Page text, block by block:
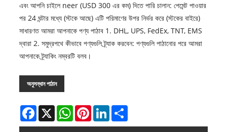
এবং আপনি চাইলে neer (USD 300 এর কম) দিতে পারি চালান: পেমেন্ট পাওয়ার
পর 24 ঘন্টার মধ্যে (স্টকে আছে) এটি পরিমাণের উপর নির্ভর করে (স্টকের বাইরে)
সাধারণত আমরা আপনাকে পণ্য পাঠাব 1. DHL, UPS, FedEx, TNT, EMS
দ্বারা 2. সমুদ্রপথে কীভাবে পণ্যগুলি ট্র্যাক করবেন: পণ্যগুলি পাঠানোর পরে আমরা
আপনাকে ট্র্যাকিং নম্বরটি বলব।
অনুসন্ধান পাঠান
Facebook
X WhatsAppPinterestLinkedInShare